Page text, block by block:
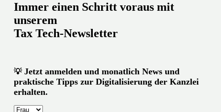
Immer einen Schritt voraus mit
unserem
Tax Tech-Newsletter
💡Jetzt anmelden und monatlich News und
praktische Tipps zur Digitalisierung der Kanzlei
erhalten.